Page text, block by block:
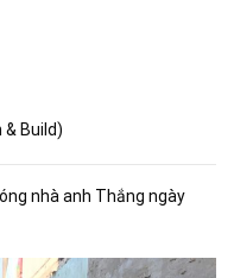
Build)
nhà anh Thắng ngày